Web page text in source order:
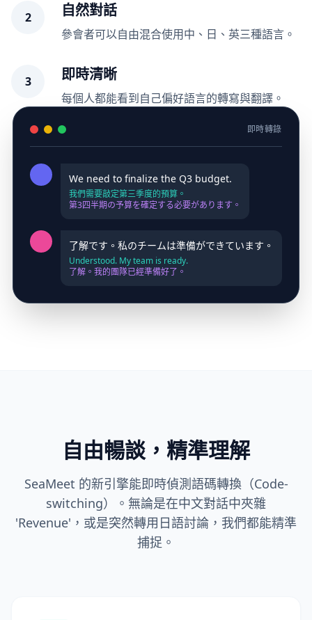
2 自然對話
參會者可以自由混合使用中、日、英三種語言。
3 即時清晰
每個人都能看到自己偏好語言的轉寫與翻譯。
即時轉錄
We need to finalize the Q3 budget.
我們需要敲定第三季度的預算。
第3四半期の予算を確定する必要があります。
了解です。私のチームは準備ができています。
Understood. My team is ready.
了解。我的團隊已經準備好了。
自由暢談，精準理解
SeaMeet 的新引擎能即時偵測語碼轉換（Code-
switching）。無論是在中文對話中夾雜
'Revenue'，或是突然轉用日語討論，我們都能精準
捕捉。